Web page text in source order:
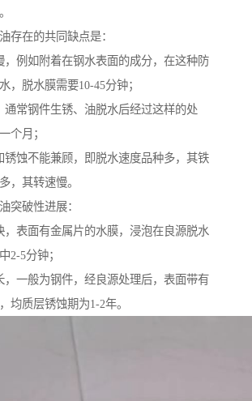
存在的共同缺点是：
，例如附着在钢水表面的成分，在这种防
，脱水膜需要10-45分钟；
通常钢件生锈、油脱水后经过这样的处
个月；
锈蚀不能兼顾，即脱水速度品种多，其铁
，其转速慢。
突破性进展：
，表面有金属片的水膜，浸泡在良源脱水
2-5分钟；
，一般为钢件，经良源处理后，表面带有
均质层锈蚀期为1-2年。